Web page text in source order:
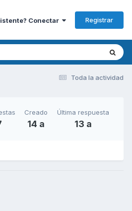
Conectar Registrar
Toda la actividad
Creado
14 a
Última respuesta
13 a